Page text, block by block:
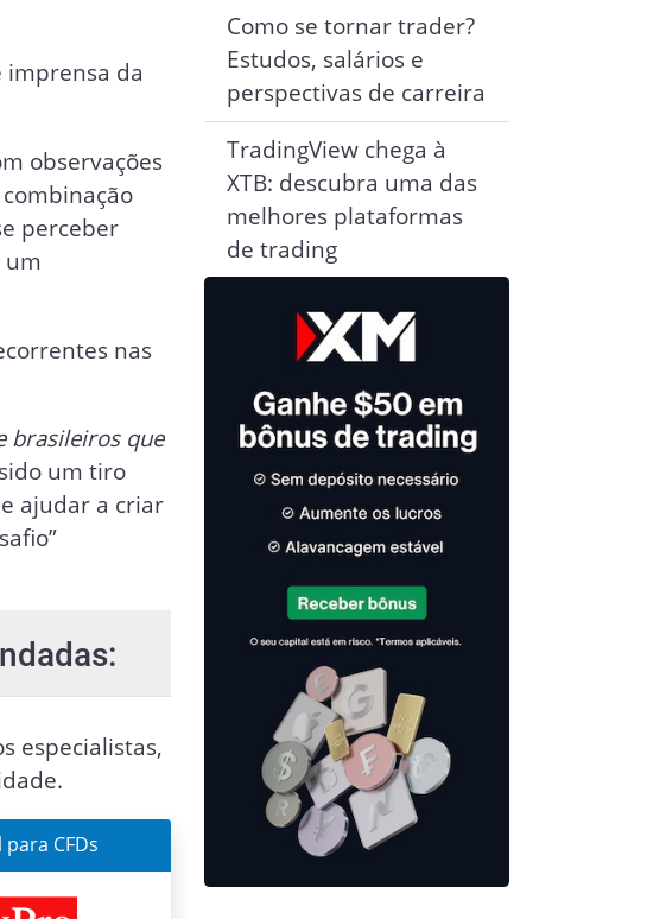
imprensa da
observações
perceber
um
nas
brasileiros que
um tiro
ajudar a criar
especialistas,
para CFDs
Como se tornar trader?
Estudos, salários e
perspectivas de carreira
TradingView chega à
XTB: descubra uma das
melhores plataformas
de trading